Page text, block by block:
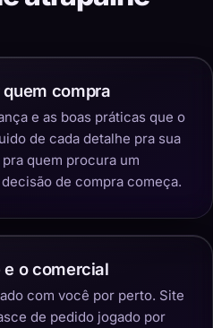
compra
e as boas práticas que o
de cada detalhe pra sua
quem procura um
de compra começa.
o comercial
com você por perto. Site
de pedido jogado por